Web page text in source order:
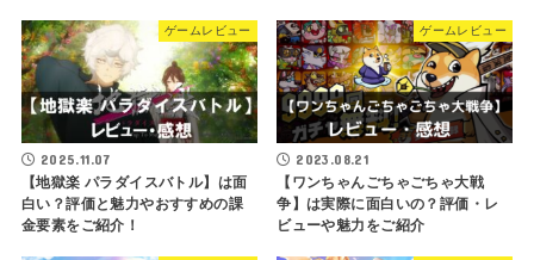
ゲームレビュー
2025.11.07
【地獄楽 パラダイスバトル】は面
白い？評価と魅力やおすすめの課
金要素をご紹介！
ゲームレビュー
2023.08.21
【ワンちゃんごちゃごちゃ大戦
争】は実際に面白いの？評価・レ
ビューや魅力をご紹介